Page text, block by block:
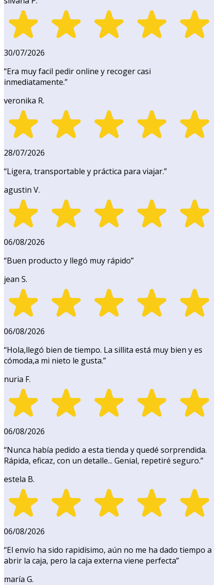
30/07/2026
“Era muy facil pedir online y recoger casi
inmediatamente.”
veronika R.
28/07/2026
“Ligera, transportable y práctica para viajar.”
agustin V.
06/08/2026
“Buen producto y llegó muy rápido”
jean S.
06/08/2026
“Hola,llegó bien de tiempo. La sillita está muy bien y es
cómoda,a mi nieto le gusta.”
nuria F.
06/08/2026
“Nunca había pedido a esta tienda y quedé sorprendida.
Rápida, eficaz, con un detalle... Genial, repetiré seguro.”
estela B.
06/08/2026
“El envío ha sido rapidísimo, aún no me ha dado tiempo a
abrir la caja, pero la caja externa viene perfecta”
maría G.